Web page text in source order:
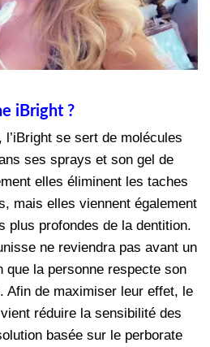
iBright ?
se sert de molécules
ses sprays et son gel de
elles éliminent les taches
mais elles viennent également
plus profondes de la dentition.
ne reviendra pas avant un
que la personne respecte son
Afin de maximiser leur effet, le
réduire la sensibilité des
basée sur le perborate